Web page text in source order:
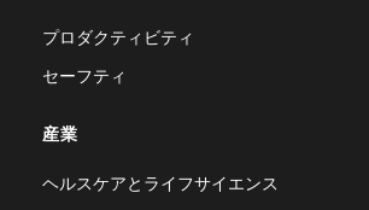
プロダクティビティ
セーフティ
産業
ヘルスケアとライフサイエンス